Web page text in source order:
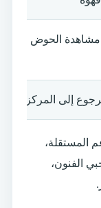
مشاهدة الحوض
إلى المركز
المستقلة،
الفنون،